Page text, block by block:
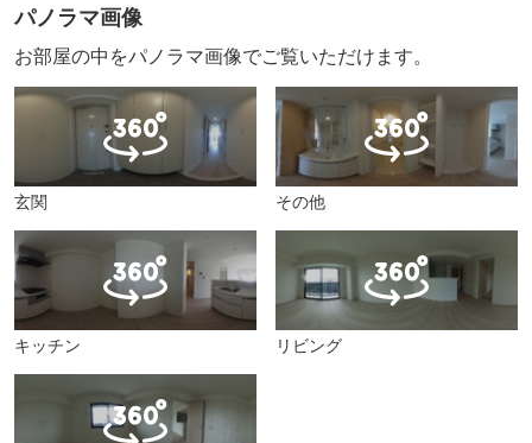
パノラマ画像
お部屋の中をパノラマ画像でご覧いただけます。
玄関 その他
キッチン リビング